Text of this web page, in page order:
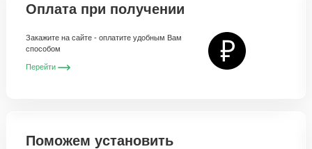
Оплата при получении
Закажите на сайте - оплатите удобным Вам
способом
Перейти
Поможем установить